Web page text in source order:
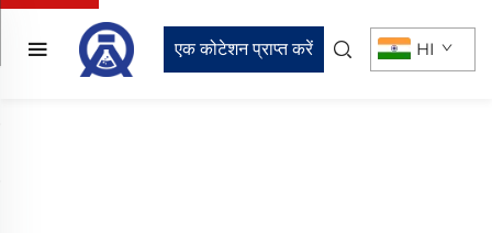
एक कोटेशन प्राप्त करें HI